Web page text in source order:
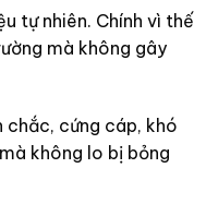
tự nhiên. Chính vì thế
mà không gây
chắc, cứng cáp, khó
không lo bị bỏng